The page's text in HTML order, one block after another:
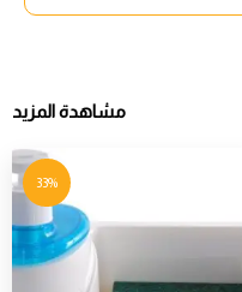
مشاهدة المزيد
33%